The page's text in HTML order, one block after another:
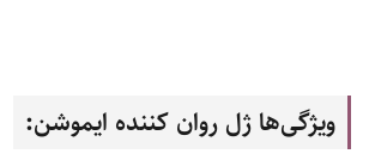
ویژگی‌ها ژل روان‌ کننده ایموشن: